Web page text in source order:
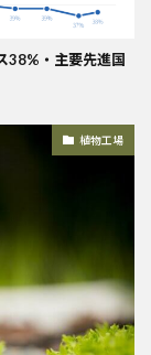
38%・主要先進国
植物工場